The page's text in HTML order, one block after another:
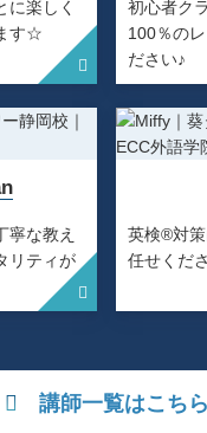
に楽しく
す☆
初心者ク
100％の
ださい♪
寧な教え
リティが
英検®対
任せくだ
講師一覧はこちら